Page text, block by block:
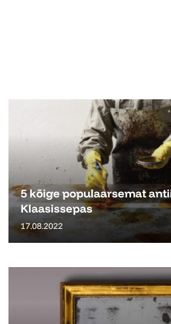
5 kõige populaarsemat
Klaasissepas
17.08.2022